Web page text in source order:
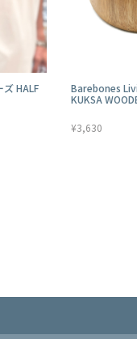
ズ HALF
Barebones
KUKSA
¥3,630